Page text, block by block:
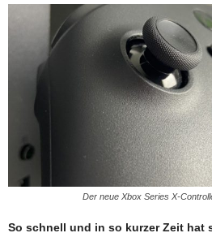
Der neue Xbox Series X-
So schnell und in so kurzer Zeit hat